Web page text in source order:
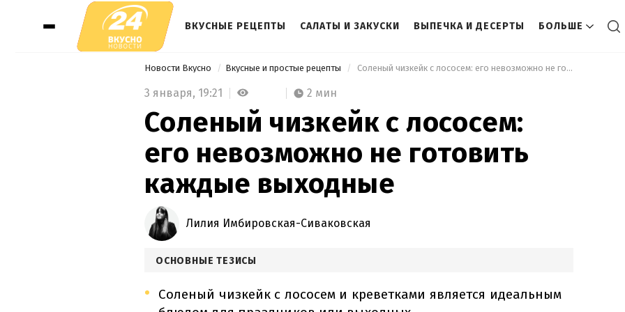
ВКУСНЫЕ РЕЦЕПТЫ САЛАТЫ И ЗАКУСКИ ВЫПЕЧКА И ДЕСЕРТЫ БОЛЬШЕ
Новости Вкусно Вкусные и простые рецепты Соленый чизкейк с лососем: его невозможно не готовить каждые выходные
3 января, 19:21 2 мин
Соленый чизкейк с лососем:
его невозможно не готовить
каждые выходные
Лилия Имбировская-Сиваковская
ОСНОВНЫЕ ТЕЗИСЫ
Соленый чизкейк с лососем и креветками является идеальным